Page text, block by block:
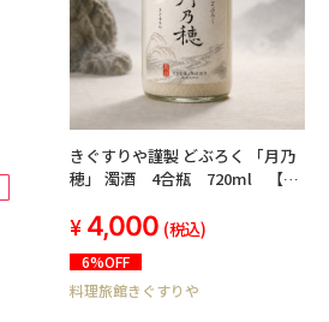
きぐすりや謹製 どぶろく 「月乃
穂」 濁酒 4合瓶 720ml 【送
4,000 (税込)
6%OFF
料理旅館きぐすりや